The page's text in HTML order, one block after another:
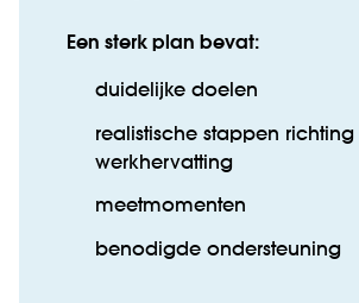
Een sterk plan bevat:
duidelijke doelen
realistische stappen richting
werkhervatting
meetmomenten
benodigde ondersteuning